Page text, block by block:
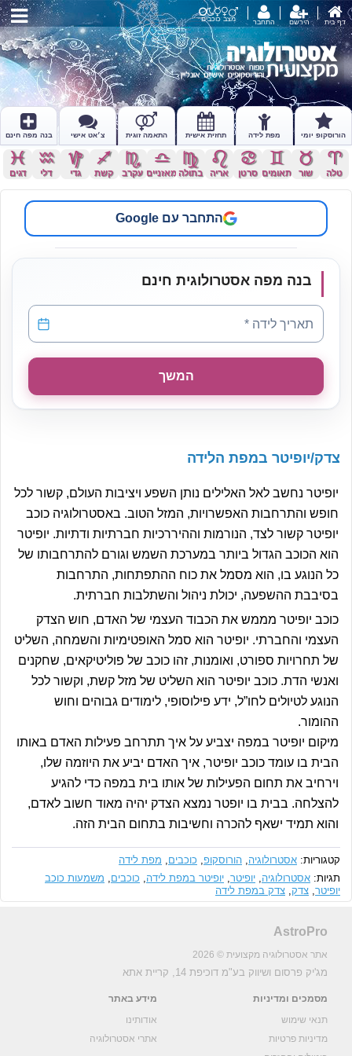
דף בית הירשם התחבר מצב כוכבים
הורוסקופ יומי מפת לידה תחזית אישית התאמה זוגית צ׳אט אישי בנה מפה חינם
a
טלה
s
שור
d
תאומים
f
סרטן
g
אריה
h
בתולה
j
מאזניים
k
עקרב
l
קשת
z
גדי
x
דלי
c
דגים
התחבר עם Google
בנה מפה אסטרולוגית חינם
תאריך לידה
תאריך לידה *
המשך
צדק/יופיטר במפת הלידה
יופיטר נחשב לאל האלילים נותן השפע ויציבות העולם, קשור לכל
חופש והתרחבות האפשרויות, המזל הטוב. באסטרולוגיה כוכב
יופיטר קשור לצד, הנורמות וההיררכיות חברתיות ודתיות. יופיטר
הוא הכוכב הגדול ביותר במערכת השמש וגורם להתרחבותו של
כל הנוגע בו, הוא מסמל את כוח ההתפתחות, התרחבות
בסיבבת ההשפעה, יכולת ניהול והשתלבות חברתית.
כוכב יופיטר מממש את הכבוד העצמי של האדם, חוש הצדק
העצמי והחברתי. יופיטר הוא סמל האופטימיות והשמחה, השליט
של תחרויות ספורט, ואומנות, זהו כוכב של פוליטיקאים, שחקנים
ואנשי הדת. כוכב יופיטר הוא השליט של מזל קשת, וקשור לכל
הנוגע לטיולים לחו”ל, ידע פילוסופי, לימודים גבוהים וחוש
ההומור.
מיקום יופיטר במפה יצביע על איך תתרחב פעילות האדם באותו
הבית בו עומד כוכב יופיטר, איך האדם יביע את היוזמה שלו,
וירחיב את תחום הפעילות של אותו בית במפה כדי להגיע
להצלחה. בבית בו יופטר נמצא הצדק יהיה מאוד חשוב לאדם,
והוא תמיד ישאף להכרה וחשיבות בתחום הבית הזה.
קטגוריות: אסטרולוגיה, הורוסקופ, כוכבים, מפת לידה
תגיות: אסטרולוגיה, יופיטר, יופיטר במפת לידה, כוכבים, משמעות כוכב
יופיטר, צדק, צדק במפת לידה
AstroPro
אתר אסטרולוגיה מקצועית © 2026
מג'יק פרסום ושיווק בע"מ דוכיפת 14, קריית אתא
מסמכים ומדיניות
תנאי שימוש
מדיניות פרטיות
מידע באתר
אודותינו
אתרי אסטרולוגיה